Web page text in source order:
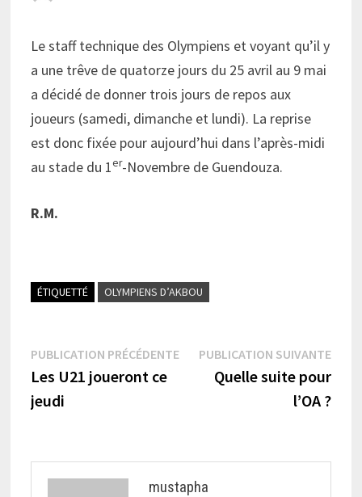
Le staff technique des Olympiens et voyant qu’il y
a une trêve de quatorze jours du 25 avril au 9 mai
a décidé de donner trois jours de repos aux
joueurs (samedi, dimanche et lundi). La reprise
est donc fixée pour aujourd’hui dans l’après-midi
au stade du 1er-Novembre de Guendouza.
R.M.
ÉTIQUETTÉ OLYMPIENS D’AKBOU
Navigation
de
l’article
PUBLICATION PRÉCÉDENTEPublication
précédente :
Les U21 joueront ce
jeudi
PUBLICATION SUIVANTE
Quelle suite pour
l’OA ?
mustapha